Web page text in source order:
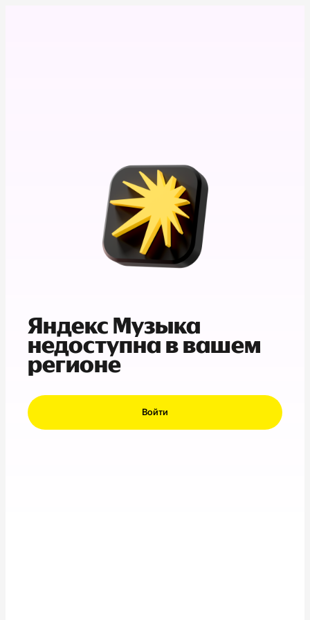
Яндекс Музыка
недоступна в вашем
регионе
Войти